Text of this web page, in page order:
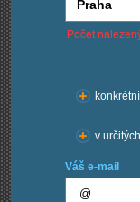
Počet
v
Váš e-mail